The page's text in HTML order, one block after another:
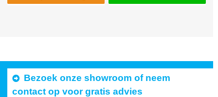
Bezoek onze showroom of neem
contact op voor gratis advies